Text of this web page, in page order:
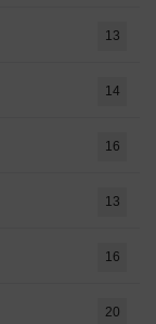
13
14
16
13
16
20